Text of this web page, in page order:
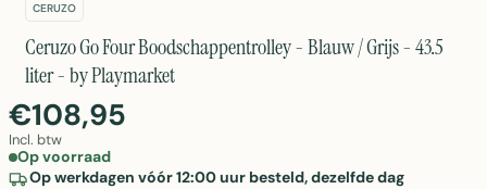
CERUZO
Ceruzo Go Four Boodschappentrolley - Blauw / Grijs - 43.5
liter - by Playmarket
€108,95
Incl. btw
Op voorraad
Op werkdagen vóór 12:00 uur besteld, dezelfde dag